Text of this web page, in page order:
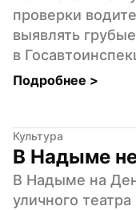
проверки
выявлять
в
Подробнее >
Культура
В Надыме
В Надыме на
уличного